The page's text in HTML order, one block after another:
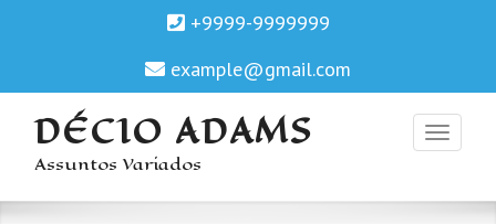
+9999-9999999
example@gmail.com
DÉCIO ADAMS
Assuntos Variados